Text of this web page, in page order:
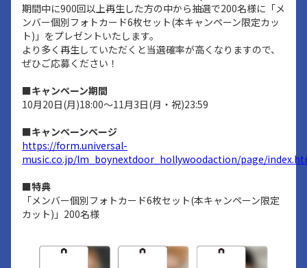
期間中に900回以上再生した方の中から抽選で200名様に「メ
ンバー個別フォトカード6枚セット(本キャンペーン限定カッ
ト)」をプレゼントいたします。
より多く再生していただくと当選確率が高くなりますので、
ぜひご応募ください！
■キャンペーン期間
10月20日(月)18:00～11月3日(月・祝)23:59
■キャンペーンページ
https://form.universal-
music.co.jp/lm_boynextdoor_hollywoodaction/page/
■特典
「メンバー個別フォトカード6枚セット(本キャンペーン限定
カット)」200名様